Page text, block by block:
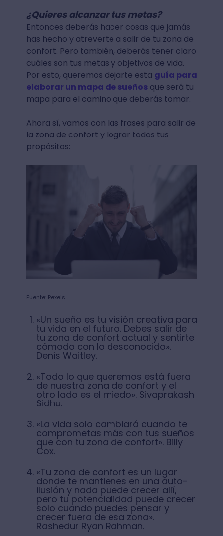
¿Quieres alcanzar tus metas?
Entonces deberás hacer cosas que jamás
has hecho y atreverte a salir de tu zona de
confort. Pero también, deberás tener claro
cuáles son tus metas y objetivos de vida.
Por esto, queremos dejarte esta guía para
elaborar un mapa de sueñosque será tu
mapa para el camino que deberás tomar.
Ahora sí, vamos con las frases para salir de
la zona de confort y lograr todos tus
propósitos:
Fuente: Pexels
«Un sueño es tu visión creativa para
tu vida en el futuro. Debes salir de
tu zona de confort actual y sentirte
cómodo con lo desconocido».
Denis Waitley.
«Todo lo que queremos está fuera
de nuestra zona de confort y el
otro lado es el miedo». Sivaprakash
Sidhu.
«La vida solo cambiará cuando te
comprometas más con tus sueños
que con tu zona de confort». Billy
Cox.
«Tu zona de confort es un lugar
donde te mantienes en una auto-
ilusión y nada puede crecer allí,
pero tu potencialidad puede crecer
solo cuando puedes pensar y
crecer fuera de esa zona».
Rashedur Ryan Rahman.